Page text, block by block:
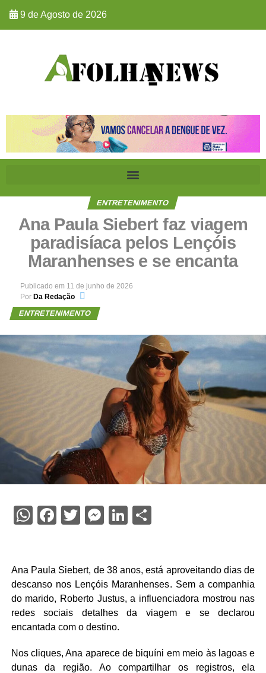
9 de Agosto de 2026
ENTRETENIMENTO
Ana Paula Siebert faz viagem
paradisíaca pelos Lençóis
Maranhenses e se encanta
Publicado em 11 de junho de 2026
Por Da Redação
ENTRETENIMENTO
WhatsApp
Facebook
Twitter
Messenger
LinkedIn
Share
Ana Paula Siebert, de 38 anos, está aproveitando dias de
descanso nos Lençóis Maranhenses. Sem a companhia
do marido, Roberto Justus, a influenciadora mostrou nas
redes sociais detalhes da viagem e se declarou
encantada com o destino.
Nos cliques, Ana aparece de biquíni em meio às lagoas e
dunas da região. Ao compartilhar os registros, ela